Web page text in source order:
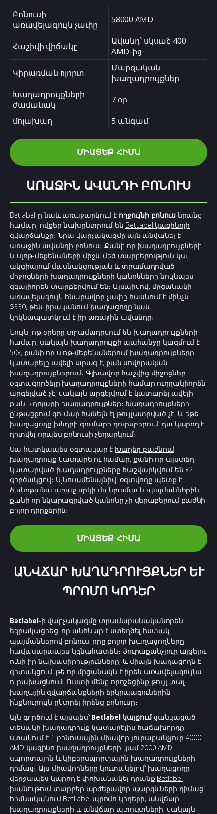
Բոնուսի
առավելագույն չափը
58000 AMD
Հաշիվի վիճակը
Ավանդ՝ սկսած 400
AMD-ից
Կիրառման ոլորտ
Մարզական
խաղադրույքներ
Խաղադրույքների
ժամանակ
7 օր
մոլախաղ
5 անգամ
ՄԻԱՑԵՔ ՀԻՄԱ
ԱՌԱՋԻՆ ԱՎԱՆԴԻ ԲՈՆՈՒՍ
Betlabel-ը նաև առաջարկում է ողջույնի բոնուսնրանց
համար, ովքեր նախընտրում են BetLabel կազինոյի
զվարճանքը։ Նրա վարչակազմը այն անվանել է
առաջին ավանդի բոնուս։ Քանի որ խաղադրույքների
և սլոթ-մեքենաների միջև մեծ տարբերություն կա,
ակցիայում մասնակցության և տրամադրված
միջոցների խաղադրույքների կանոնները նույնպես
զգալիորեն տարբերվում են։ Այսպիսով, մրցանակի
առավելագույն հնարավոր չափը հասնում է մինչև
$330, թեև իրականում խաղացողը նաև
կրկնապատկում է իր առաջին ավանդը։
Նույն յոթ օրերը տրամադրվում են խաղադրույքների
համար, սակայն խաղադրույքի պահանջը կազմում է
50x, քանի որ սլոթ-մեքենաներում խաղադրույքները
կատարելը ավելի արագ է, քան սովորական
խաղադրույքներում։ Գլխավոր հաշվից միջոցներ
օգտագործելը խաղադրույքների համար ուղղակիորեն
արգելված չէ, սակայն արգելվում է կատարել ավելի
քան 5 դոլարի խաղադրույքներ։ Խաղադրույքների
ընթացքում գումար հանելն էլ թույլատրված չէ, և եթե
խաղացողը խնդրի գումարի դուրսբերում, դա կարող է
դիտվել որպես բոնուսի չեղարկում։
Սա հատկապես օգտակար է Խաղեր բաժնում
խաղադրույք կատարելու համար, քանի որ այստեղ
կատարված խաղադրույքները հաշվարկվում են x2
գործակցով։ Այնուամենայնիվ, օգտվողը պետք է
ծանոթանա առաջարկի մանրամասն պայմաններին,
քանի որ նկարագրված կանոնը չի վերաբերում բաժնի
բոլոր դիրքերին։
ՄԻԱՑԵՔ ՀԻՄԱ
ԱՆՎՃԱՐ ԽԱՂԱԴՐՈՒՅՔՆԵՐ ԵՒ Պ
ՐՈՄՈ ԿՈԴԵՐ
Betlabel-ի վարչակազմը տրամաբանականորեն
եզրակացրեց, որ անհնար է ստեղծել հստակ
պայմաններով բոնուս, որը բոլոր խաղացողները
հավասարապես կգնահատեն։ Յուրաքանչյուր այցելու
ունի իր նախասիրությունները, և միայն խաղացողն է
գիտակցում, թե որ մրցանակն է իրեն առավելագույնս
ուրախացնում։ Ուստի մենք որոշեցինք թույլ տալ
խաղային զվարճանքների երկրպագուներին
ինքնուրույն ընտրել իրենց բոնուսը։
Այն գործում է այսպես՝ Betlabel կայքումցանկացած
տեսակի խաղադրույք կատարելիս հաճախորդը
ստանում է 1 բոնուսային միավոր յուրաքանչյուր 4000
AMD կազինո խաղադրույքների կամ 2000 AMD
սպորտային և կիբերսպորտային խաղադրույքների
դիմաց։ Այս միավորները կուտակելով՝ խաղացողը
վերջապես կարող է փոխանակել դրանք Betlabel
խանութում տարբեր արժեքավոր պարգևների դիմաց՝
հիմնականում BetLabel պրոմո կոդերի, անվճար
խաղադրույքների և անվճար պտույտների, սակայն